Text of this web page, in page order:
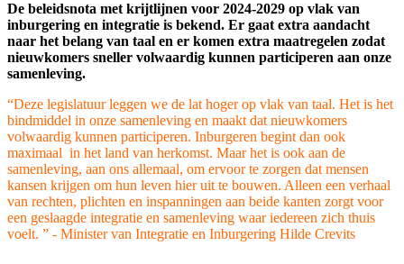
De beleidsnota met krijtlijnen voor 2024-2029 op vlak van
inburgering en integratie is bekend. Er gaat extra aandacht
naar het belang van taal en er komen extra maatregelen zodat
nieuwkomers sneller volwaardig kunnen participeren aan onze
samenleving.
“Deze legislatuur leggen we de lat hoger op vlak van taal. Het is het
bindmiddel in onze samenleving en maakt dat nieuwkomers
volwaardig kunnen participeren. Inburgeren begint dan ook
maximaal in het land van herkomst. Maar het is ook aan de
samenleving, aan ons allemaal, om ervoor te zorgen dat mensen
kansen krijgen om hun leven hier uitte bouwen. Alleen een verhaal
van rechten, plichten en inspanningen aan beide kanten zorgt voor
een geslaagde integratie en samenleving waar iedereen zich thuis
voelt. ” - Minister van Integratie en Inburgering Hilde Crevits